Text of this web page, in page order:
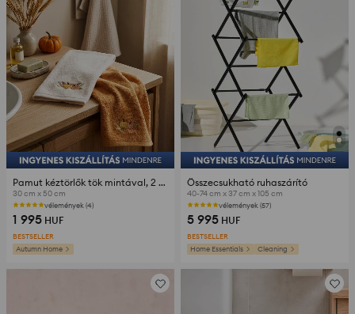
Pamut kéztörlők tök mintával, 2 darabos csomag
30 cm x 50 cm
vélemények (4)
1 995 HUF
BESTSELLER
Autumn Home
Összecsukható ruhaszárító
40-74 cm x 37 cm x 105 cm
vélemények (57)
5 995 HUF
BESTSELLER
Home Essentials
Cleaning